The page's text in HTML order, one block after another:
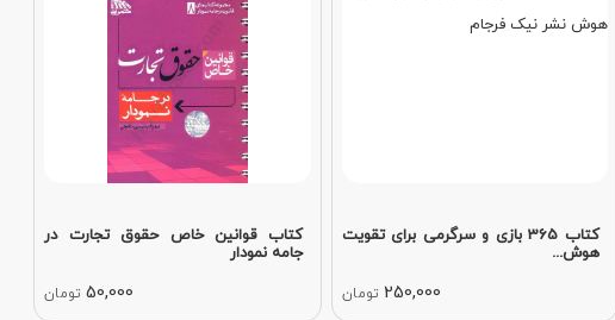
کتاب 365 بازی و سرگرمی برای تقویت
هوش...
250,000 تومان
کتاب قوانین خاص حقوق تجارت در
جامه نمودار
50,000 تومان